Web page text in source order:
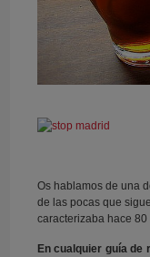
Os hablamos de una
de las pocas que
caracterizaba hace 80
En cualquier guía de